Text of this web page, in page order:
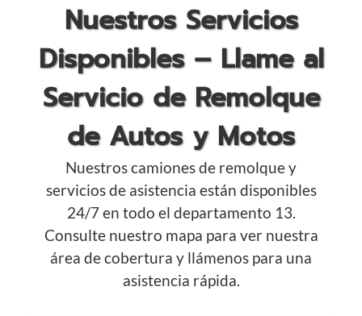
Nuestros Servicios
Disponibles – Llame al
Servicio de Remolque
de Autos y Motos
Nuestros camiones de remolque y
servicios de asistencia están disponibles
24/7 en todo el departamento 13.
Consulte nuestro mapa para ver nuestra
área de cobertura y llámenos para una
asistencia rápida.